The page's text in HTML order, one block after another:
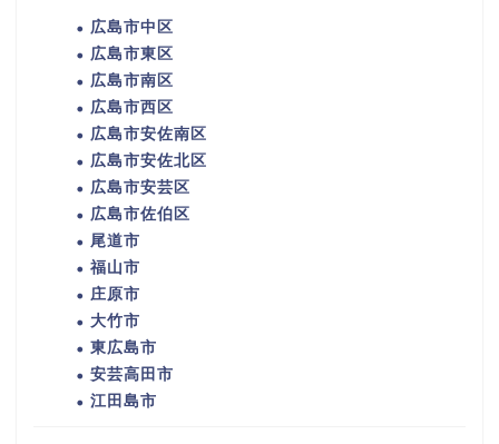
広島市中区
広島市東区
広島市南区
広島市西区
広島市安佐南区
広島市安佐北区
広島市安芸区
広島市佐伯区
尾道市
福山市
庄原市
大竹市
東広島市
安芸高田市
江田島市